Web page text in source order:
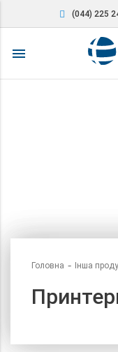
(044) 225
menu
Головна Інша